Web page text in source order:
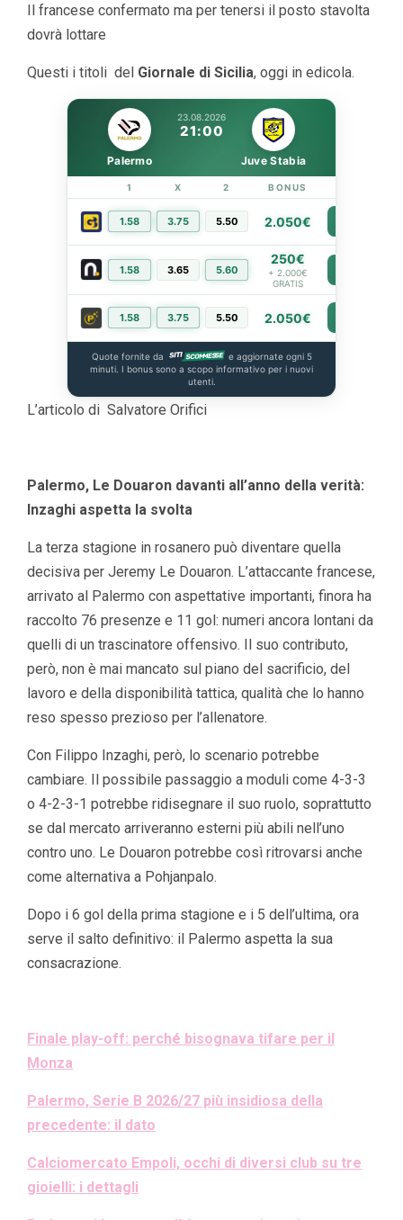
Il francese confermato ma per tenersi il posto stavolta
dovrà lottare
Questi i titoli del Giornale di Sicilia, oggi in edicola.
23.08.2026
21:00
Palermo Juve Stabia
1 X 2 BONUS
1.58 3.75 5.50 2.050€
1.58 3.65 5.60
250€
+ 2.000€
GRATIS
1.58 3.75 5.50 2.050€
Quote fornite da
e aggiornate ogni 5
minuti. I bonus sono a scopo informativo per i nuovi
utenti.
L’articolo di Salvatore Orifici
Palermo, Le Douaron davanti all’anno della verità:
Inzaghi aspetta la svolta
La terza stagione in rosanero può diventare quella
decisiva per Jeremy Le Douaron. L’attaccante francese,
arrivato al Palermo con aspettative importanti, finora ha
raccolto 76 presenze e 11 gol: numeri ancora lontani da
quelli di un trascinatore offensivo. Il suo contributo,
però, non è mai mancato sul piano del sacrificio, del
lavoro e della disponibilità tattica, qualità che lo hanno
reso spesso prezioso per l’allenatore.
Con Filippo Inzaghi, però, lo scenario potrebbe
cambiare. Il possibile passaggio a moduli come 4-3-3
o 4-2-3-1 potrebbe ridisegnare il suo ruolo, soprattutto
se dal mercato arriveranno esterni più abili nell’uno
contro uno. Le Douaron potrebbe così ritrovarsi anche
come alternativa a Pohjanpalo.
Dopo i 6 gol della prima stagione e i 5 dell’ultima, ora
serve il salto definitivo: il Palermo aspetta la sua
consacrazione.
Finale play-off: perché bisognava tifare per il
Monza
Palermo, Serie B 2026/27 più insidiosa della
precedente: il dato
Calciomercato Empoli, occhi di diversi club su tre
gioielli: i dettagli